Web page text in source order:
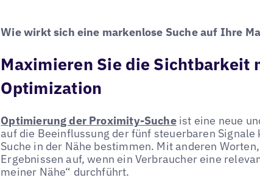
Wie wirkt sich eine markenlose Suche auf Ihre
Maximieren Sie die Sichtbarkeit
Optimization
Optimierung der Proximity-Sucheist eine neue
auf die Beeinflussung der fünf steuerbaren
Suche in der Nähe bestimmen. Mit anderen
Ergebnissen auf, wenn ein Verbraucher eine
meiner Nähe“ durchführt.